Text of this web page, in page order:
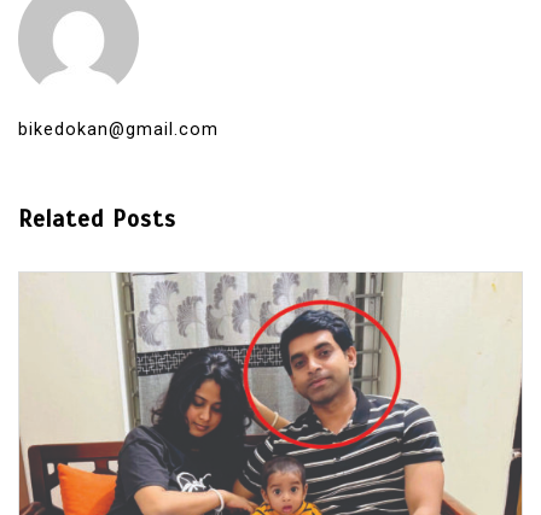
bikedokan@gmail.com
Related Posts